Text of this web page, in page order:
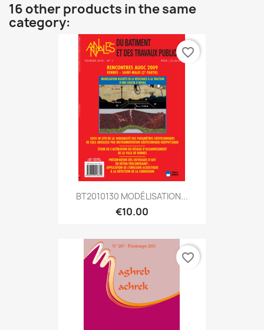
16 other products in the same
category:
BT2010130 MODÉLISATION...
€10.00
favorite_border
favorite_border